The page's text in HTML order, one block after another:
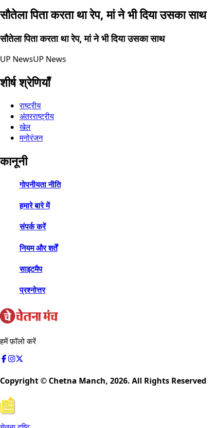
सौतेला पिता करता था रेप, मां ने भी दिया उसका साथ
सौतेला पिता करता था रेप, मां ने भी दिया उसका साथ
UP NewsUP News
शीर्ष श्रेणियाँ
राष्ट्रीय
अंतरराष्ट्रीय
खेल
मनोरंजन
कानूनी
गोपनीयता नीति
हमारे बारे में
संपर्क करें
नियम और शर्तें
साइटमैप
प्रश्नोत्तर
हमें फ़ॉलो करें
Copyright © Chetna Manch, 2026. All Rights Reserved